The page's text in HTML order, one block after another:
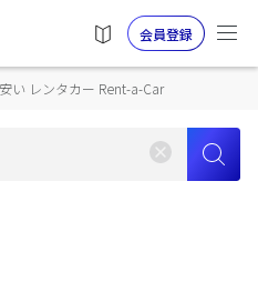
会員登録
い レンタカー Rent-a-Car